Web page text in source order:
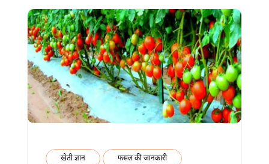
खेती ज्ञान फसल की जानकारी